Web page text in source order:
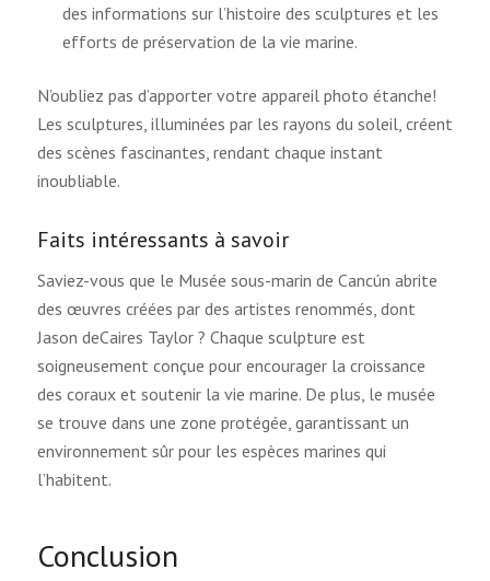
des informations sur l’histoire des sculptures et les
efforts de préservation de la vie marine.
N’oubliez pas d’apporter votre appareil photo étanche!
Les sculptures, illuminées par les rayons du soleil, créent
des scènes fascinantes, rendant chaque instant
inoubliable.
Faits intéressants à savoir
Saviez-vous que le Musée sous-marin de Cancún abrite
des œuvres créées par des artistes renommés, dont
Jason deCaires Taylor ? Chaque sculpture est
soigneusement conçue pour encourager la croissance
des coraux et soutenir la vie marine. De plus, le musée
se trouve dans une zone protégée, garantissant un
environnement sûr pour les espèces marines qui
l’habitent.
Conclusion